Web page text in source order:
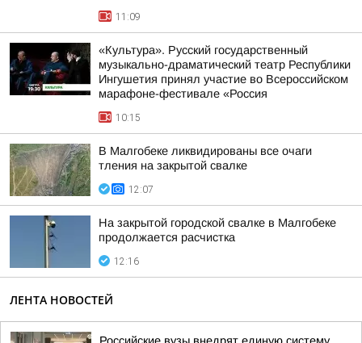
11:09
«Культура». Русский государственный
музыкально-драматический театр Республики
Ингушетия принял участие во Всероссийском
марафоне-фестивале «Россия
10:15
В Малгобеке ликвидированы все очаги
тления на закрытой свалке
12:07
На закрытой городской свалке в Малгобеке
продолжается расчистка
12:16
ЛЕНТА НОВОСТЕЙ